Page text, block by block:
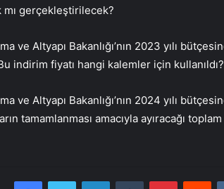
mı gerçekleştirilecek?
ve Altyapı Bakanlığı’nın 2023 yılı
indirim fiyatı hangi kalemler için kullanıldı?
ve Altyapı Bakanlığı’nın 2024 yılı
tamamlanması amacıyla ayıracağı
FacebookTwitter LinkedInTumblr Pinterest